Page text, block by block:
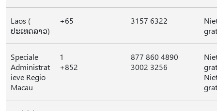
Laos (
ປະເທດລາວ)
+65 3157 6322
Speciale
Administrat
ieve Regio
Macau
1
+852
877 860 4890
3002 3256